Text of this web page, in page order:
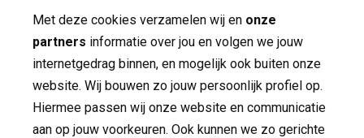
Met deze cookies verzamelen wij en onze
partners informatie over jou en volgen we jouw
internetgedrag binnen, en mogelijk ook buiten onze
website. Wij bouwen zo jouw persoonlijk profiel op.
Hiermee passen wij onze website en communicatie
aan op jouw voorkeuren. Ook kunnen we zo gerichte
Nieuws
Contact